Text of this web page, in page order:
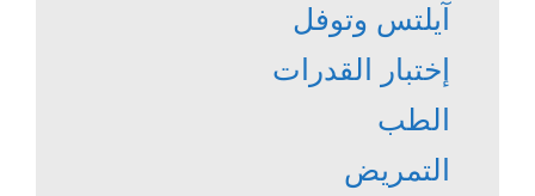
آيلتس وتوفل
إختبار القدرات
الطب
التمريض